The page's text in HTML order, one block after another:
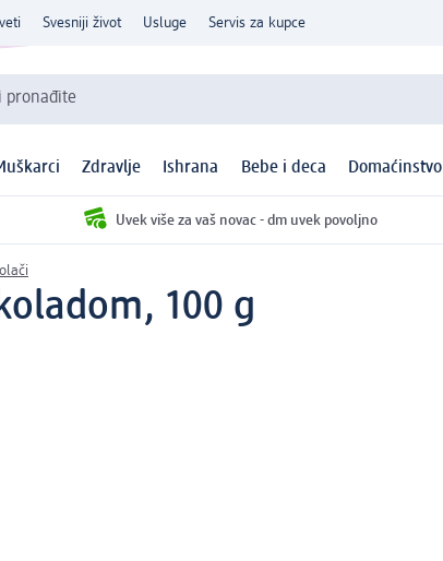
Svesniji život Usluge Servis za kupce
pronađite
Zdravlje Ishrana Bebe i deca Domaćinstvo
Uvek više za vaš novac - dm uvek povoljno
100 g